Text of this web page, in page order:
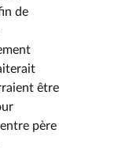
de
être
père